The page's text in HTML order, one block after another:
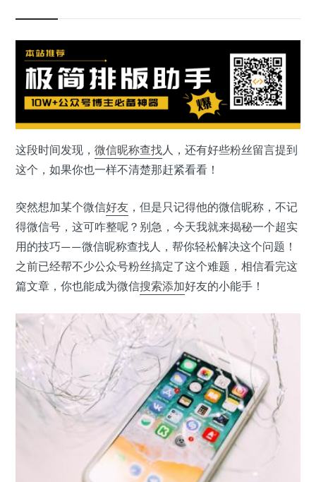
这段时间发现， 微信昵称查找人，还有好些粉丝留言提到
这个，如果你也一样不清楚那赶紧看看！
突然想加某个微信好友 ，但是只记得他的微信昵称，不记
得微信号，这可咋整呢？别急，今天我就来揭秘一个超实
用的技巧——微信昵称查找人，帮你轻松解决这个问题！
之前已经帮不少公众号粉丝搞定了这个难题，相信看完这
篇文章，你也能成为微信搜索添加好友的小能手！